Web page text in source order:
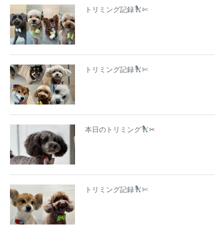
トリミング記録 ✄
トリミング記録 ✄
本日のトリミング ✂
トリミング記録 ✄